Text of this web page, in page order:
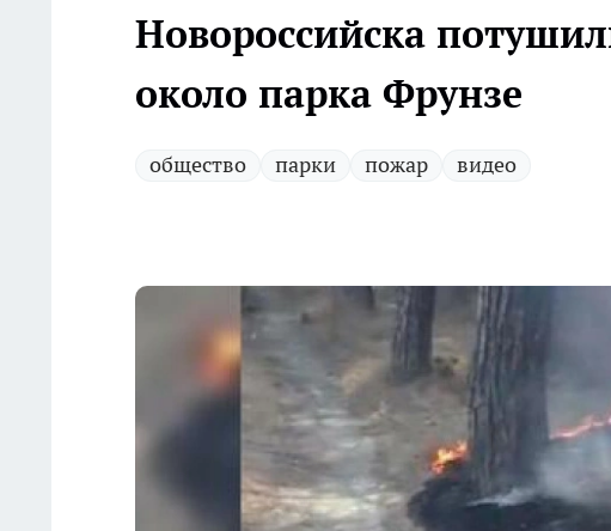
Новороссийска
около парка Фрунзе
общество парки пожар видео